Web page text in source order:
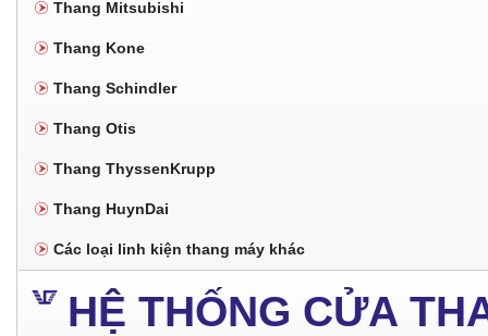
Thang Mitsubishi
Thang Kone
Thang Schindler
Thang Otis
Thang ThyssenKrupp
Thang HuynDai
Các loại linh kiện thang máy khác
HỆ THỐNG CỬA